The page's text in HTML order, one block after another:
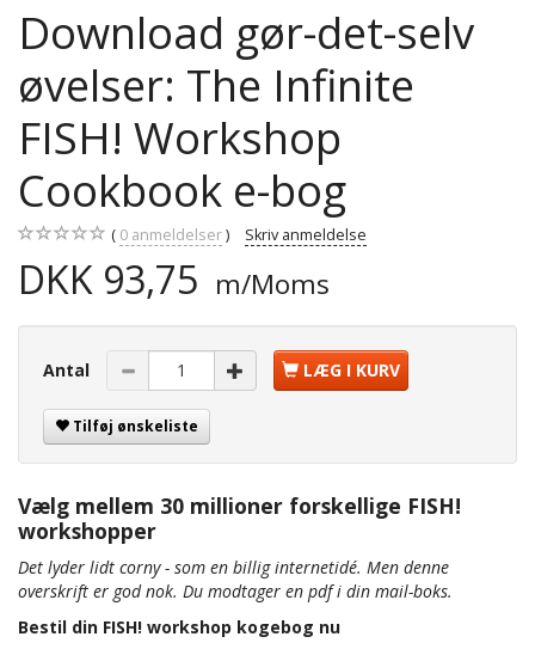
Download gør-det-selv
øvelser: The Infinite
FISH! Workshop
Cookbook e-bog
0 anmeldelser Skriv anmeldelse
DKK 93,75 m/Moms
Antal LÆG I KURV
Tilføj ønskeliste
Vælg mellem 30 millioner forskellige FISH!
workshopper
Det lyder lidt corny - som en billig internetidé. Men denne
overskrift er god nok. Du modtager en pdf i din mail-boks.
Bestil din FISH! workshop kogebog nu